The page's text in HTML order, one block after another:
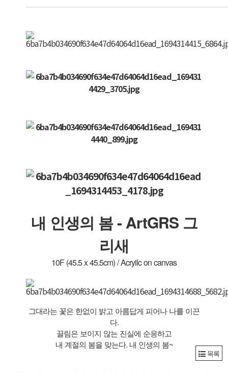
내 인생의 봄 - ArtGRS 그
리새
10F (45.5 x 45.5cm) / Acryilc on canvas
그대라는 꽃은 한없이 밝고 아름답게 피어나 나를 이끈
다.
끌림은 보이지 않는 진실에 순응하고
내 계절의 봄을 맞는다. 내 인생의 봄~
목록